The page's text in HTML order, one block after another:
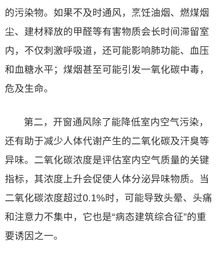
的污染物。如果不及时通风，烹饪油烟、燃煤烟
尘、建材释放的甲醛等有害物质会长时间滞留室
内，不仅刺激呼吸道，还可能影响肺功能、血压
和血糖水平；煤烟甚至可能引发一氧化碳中毒，
危及生命。
第二，开窗通风除了能降低室内空气污染，
还有助于减少人体代谢产生的二氧化碳及汗臭等
异味。二氧化碳浓度是评估室内空气质量的关键
指标，其浓度上升会促使人体分泌异味物质。当
二氧化碳浓度超过0.1%时，可能导致头晕、头痛
和注意力不集中，它也是“病态建筑综合征”的重
要诱因之一。